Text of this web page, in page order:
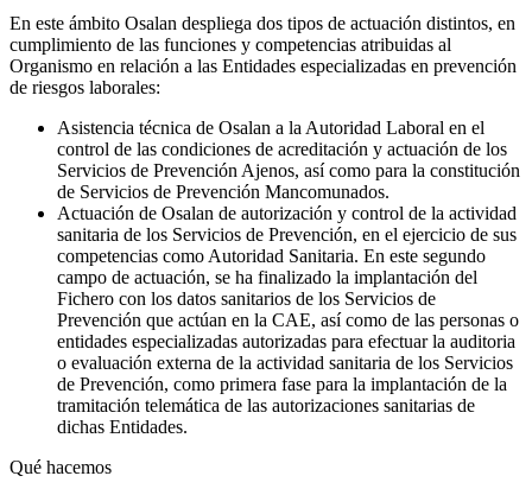
En este ámbito Osalan despliega dos tipos de actuación distintos, en
cumplimiento de las funciones y competencias atribuidas al
Organismo en relación a las Entidades especializadas en prevención
de riesgos laborales:
Asistencia técnica de Osalan a la Autoridad Laboral en el
control de las condiciones de acreditación y actuación de los
Servicios de Prevención Ajenos, así como para la constitución
de Servicios de Prevención Mancomunados.
Actuación de Osalan de autorización y control de la actividad
sanitaria de los Servicios de Prevención, en el ejercicio de sus
competencias como Autoridad Sanitaria. En este segundo
campo de actuación, se ha finalizado la implantación del
Fichero con los datos sanitarios de los Servicios de
Prevención que actúan en la CAE, así como de las personas o
entidades especializadas autorizadas para efectuar la auditoria
o evaluación externa de la actividad sanitaria de los Servicios
de Prevención, como primera fase para la implantación de la
tramitación telemática de las autorizaciones sanitarias de
dichas Entidades.
Qué hacemos